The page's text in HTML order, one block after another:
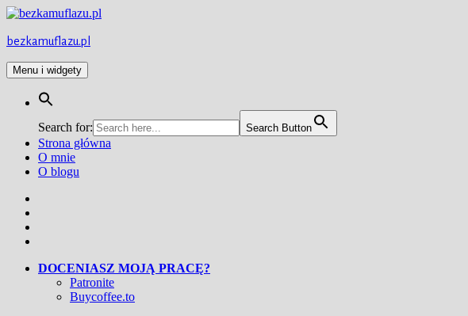
Przejdź
treści
bezkamuflazu.pl
Menu i widgety
Search for: Search Button
Strona główna
O mnie
O blogu
DOCENIASZ MOJĄ PRACĘ?
Patronite
Buycoffee.to